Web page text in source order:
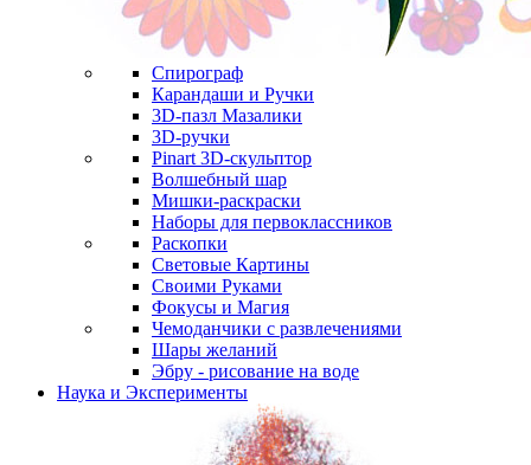
Спирограф
Карандаши и Ручки
3D-пазл Мазалики
3D-ручки
Pinart 3D-скульптор
Волшебный шар
Мишки-раскраски
Наборы для первоклассников
Раскопки
Световые Картины
Своими Руками
Фокусы и Магия
Чемоданчики с развлечениями
Шары желаний
Эбру - рисование на воде
Наука и Эксперименты